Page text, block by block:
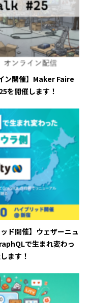
ン開催】Maker Faire
を開催します！
ド開催】ウェザーニュ
で生まれ変わっ
ます！